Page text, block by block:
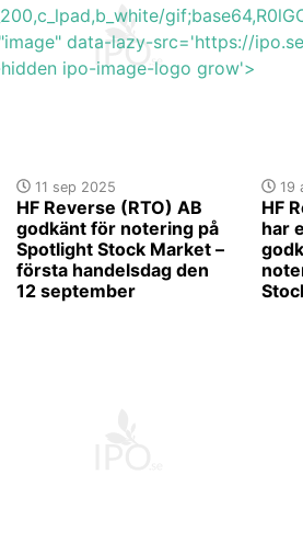
11 sep 2025
HF Reverse (RTO) AB
godkänt för notering på
Spotlight Stock Market –
första handelsdag den
12 september
data-lazy-src='https://
ipo-image-logo grow'>
19
HF
har